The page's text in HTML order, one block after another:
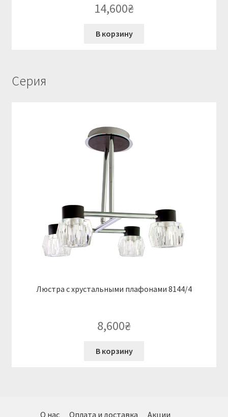
14,600₴
В корзину
Серия
Люстра с хрустальными плафонами 8144/4
8,600₴
В корзину
О нас Оплата и доставка Акции